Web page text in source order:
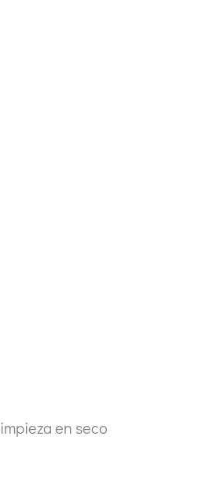
en seco